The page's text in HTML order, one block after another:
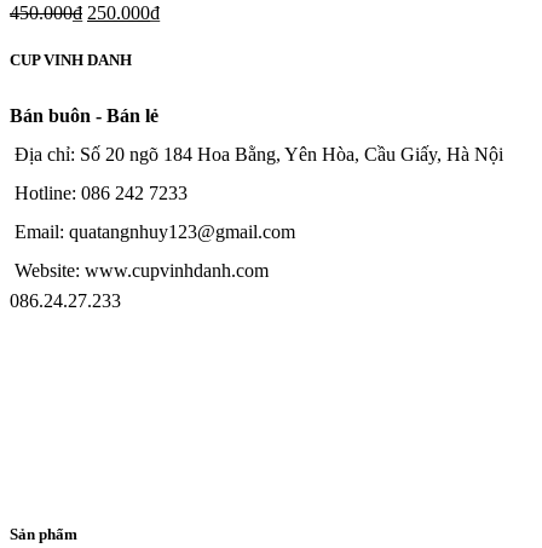
450.000₫ 250.000₫
CUP VINH DANH
Bán buôn - Bán lẻ
Địa chỉ: Số 20 ngõ 184 Hoa Bằng, Yên Hòa, Cầu Giấy, Hà Nội
Hotline: 086 242 7233
Email: quatangnhuy123@gmail.com
Website: www.cupvinhdanh.com
086.24.27.233
Sản phẩm